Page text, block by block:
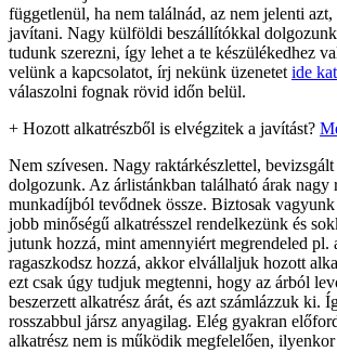
függetlenül, ha nem találnád, az nem jelenti
javítani. Nagy külföldi beszállítókkal
tudunk szerezni, így lehet a te készülékedhez
velünk a kapcsolatot, írj nekünk üzenetet ide
válaszolni fognak rövid időn belül.
+ Hozott alkatrészből is elvégzitek a javítást?
Nem szívesen. Nagy raktárkészlettel,
dolgozunk. Az árlistánkban található árak nagy
munkadíjból tevődnek össze. Biztosak
jobb minőségű alkatrésszel rendelkezünk és
jutunk hozzá, mint amennyiért megrendeled pl.
ragaszkodsz hozzá, akkor elvállaljuk hozott
ezt csak úgy tudjuk megtenni, hogy az árból
beszerzett alkatrész árát, és azt számlázzuk ki.
rosszabbul jársz anyagilag. Elég gyakran
alkatrész nem is működik megfelelően,